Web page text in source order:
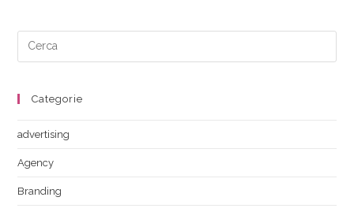
Categorie
advertising
Agency
Branding